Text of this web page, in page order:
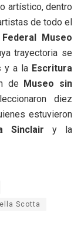
artístico, dentro
de todo el
Museo
trayectoria se
y a la Escritura
de Museo sin
diez
estuvieron
Sinclair y la
Scotta